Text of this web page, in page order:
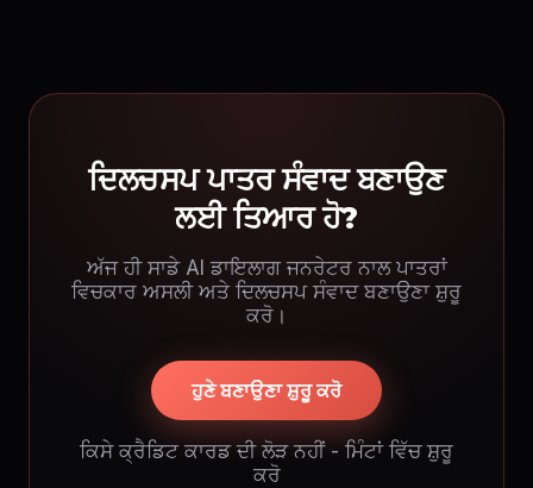
ਦਿਲਚਸਪ ਪਾਤਰ ਸੰਵਾਦ ਬਣਾਉਣ
ਲਈ ਤਿਆਰ ਹੋ?
ਅੱਜ ਹੀ ਸਾਡੇ AI ਡਾਇਲਾਗ ਜਨਰੇਟਰ ਨਾਲ ਪਾਤਰਾਂ
ਵਿਚਕਾਰ ਅਸਲੀ ਅਤੇ ਦਿਲਚਸਪ ਸੰਵਾਦ ਬਣਾਉਣਾ ਸ਼ੁਰੂ
ਕਰੋ।
ਹੁਣੇ ਬਣਾਉਣਾ ਸ਼ੁਰੂ ਕਰੋ
ਕਿਸੇ ਕ੍ਰੈਡਿਟ ਕਾਰਡ ਦੀ ਲੋੜ ਨਹੀਂ - ਮਿੰਟਾਂ ਵਿੱਚ ਸ਼ੁਰੂ
ਕਰੋ